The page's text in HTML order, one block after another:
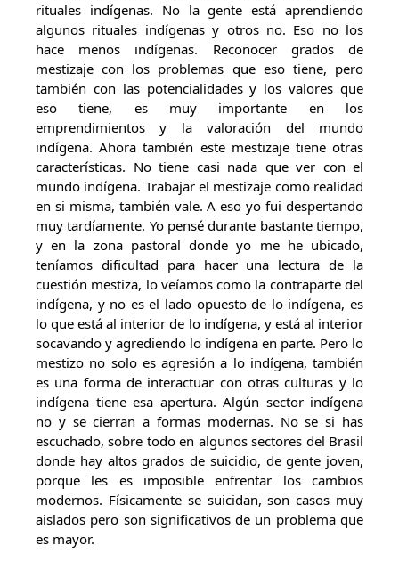
rituales indígenas. No la gente está aprendiendo
algunos rituales indígenas y otros no. Eso no los
hace menos indígenas. Reconocer grados de
mestizaje con los problemas que eso tiene, pero
también con las potencialidades y los valores que
eso tiene, es muy importante en los
emprendimientos y la valoración del mundo
indígena. Ahora también este mestizaje tiene otras
características. No tiene casi nada que ver con el
mundo indígena. Trabajar el mestizaje como realidad
en si misma, también vale. A eso yo fui despertando
muy tardíamente. Yo pensé durante bastante tiempo,
y en la zona pastoral donde yo me he ubicado,
teníamos dificultad para hacer una lectura de la
cuestión mestiza, lo veíamos como la contraparte del
indígena, y no es el lado opuesto de lo indígena, es
lo que está al interior de lo indígena, y está al interior
socavando y agrediendo lo indígena en parte. Pero lo
mestizo no solo es agresión a lo indígena, también
es una forma de interactuar con otras culturas y lo
indígena tiene esa apertura. Algún sector indígena
no y se cierran a formas modernas. No se si has
escuchado, sobre todo en algunos sectores del Brasil
donde hay altos grados de suicidio, de gente joven,
porque les es imposible enfrentar los cambios
modernos. Físicamente se suicidan, son casos muy
aislados pero son significativos de un problema que
es mayor.